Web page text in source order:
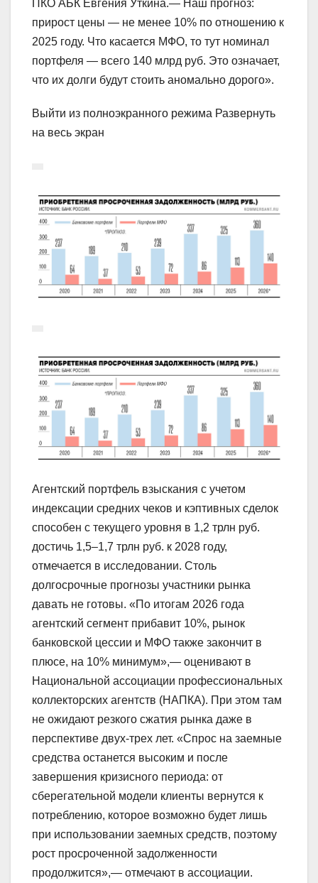
ПКО АБК Евгения Уткина.— Наш прогноз:
прирост цены — не менее 10% по отношению к
2025 году. Что касается МФО, то тут номинал
портфеля — всего 140 млрд руб. Это означает,
что их долги будут стоить аномально дорого».
Выйти из полноэкранного режима Развернуть
на весь экран
Агентский портфель взыскания с учетом
индексации средних чеков и кэптивных сделок
способен с текущего уровня в 1,2 трлн руб.
достичь 1,5–1,7 трлн руб. к 2028 году,
отмечается в исследовании. Столь
долгосрочные прогнозы участники рынка
давать не готовы. «По итогам 2026 года
агентский сегмент прибавит 10%, рынок
банковской цессии и МФО также закончит в
плюсе, на 10% минимум»,— оценивают в
Национальной ассоциации профессиональных
коллекторских агентств (НАПКА). При этом там
не ожидают резкого сжатия рынка даже в
перспективе двух-трех лет. «Спрос на заемные
средства останется высоким и после
завершения кризисного периода: от
сберегательной модели клиенты вернутся к
потреблению, которое возможно будет лишь
при использовании заемных средств, поэтому
рост просроченной задолженности
продолжится»,— отмечают в ассоциации.